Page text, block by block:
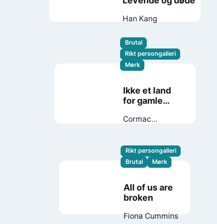
Han Kang
Brutal
Rikt persongalleri
Mørk
Ikke et land
for gamle
Cormac
Rikt persongalleri
Brutal
Mørk
All of us are
broken
Fiona Cummins